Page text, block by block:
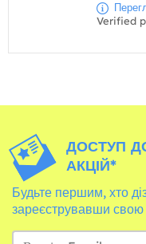
Verified
ДОСТУП
АКЦІЙ*
Будьте першим, хто
зареєструвавши свою